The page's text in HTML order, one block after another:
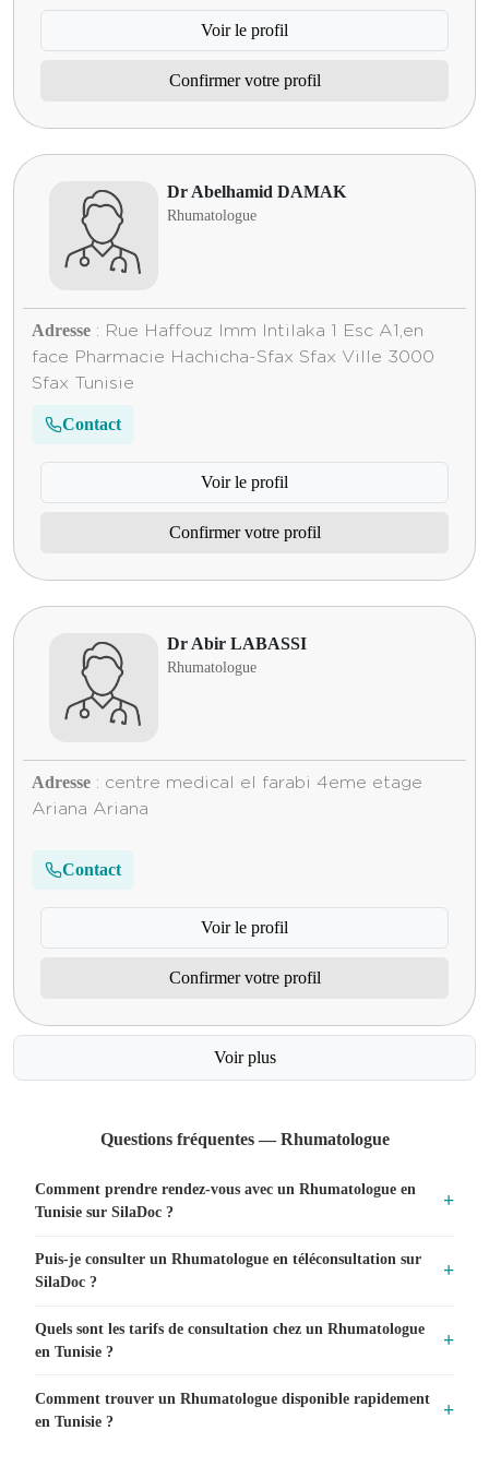
Voir le profil
Confirmer votre profil
Dr Abelhamid DAMAK
Rhumatologue
Adresse : Rue Haffouz Imm Intilaka 1 Esc A1,en
face Pharmacie Hachicha-Sfax Sfax Ville 3000
Sfax Tunisie
Contact
Voir le profil
Confirmer votre profil
Dr Abir LABASSI
Rhumatologue
Adresse : centre medical el farabi 4eme etage
Ariana Ariana
Contact
Voir le profil
Confirmer votre profil
Voir plus
Questions fréquentes — Rhumatologue
Comment prendre rendez-vous avec un Rhumatologue en
Tunisie sur SilaDoc ?
Puis-je consulter un Rhumatologue en téléconsultation sur
SilaDoc ?
Quels sont les tarifs de consultation chez un Rhumatologue
en Tunisie ?
Comment trouver un Rhumatologue disponible rapidement
en Tunisie ?